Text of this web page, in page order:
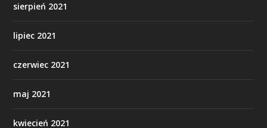
sierpień 2021
lipiec 2021
czerwiec 2021
maj 2021
kwiecień 2021